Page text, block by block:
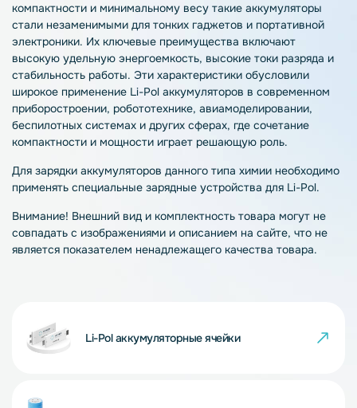
компактности и минимальному весу такие аккумуляторы
стали незаменимыми для тонких гаджетов и портативной
электроники. Их ключевые преимущества включают
высокую удельную энергоемкость, высокие токи разряда и
стабильность работы. Эти характеристики обусловили
широкое применение Li-Pol аккумуляторов в современном
приборостроении, робототехнике, авиамоделировании,
беспилотных системах и других сферах, где сочетание
компактности и мощности играет решающую роль.
Для зарядки аккумуляторов данного типа химии необходимо
применять специальные зарядные устройства для Li-Pol.
Внимание! Внешний вид и комплектность товара могут не
совпадать с изображениями и описанием на сайте, что не
является показателем ненадлежащего качества товара.
Li-Pol аккумуляторные ячейки